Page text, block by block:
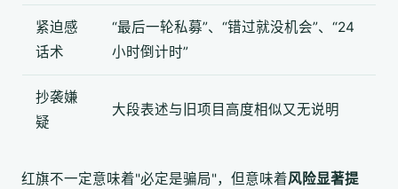
紧迫感
话术
“最后一轮私募”、“错过就没机会”、“24
小时倒计时”
抄袭嫌
疑
大段表述与旧项目高度相似又无说明
红旗不一定意味着"必定是骗局"，但意味着风险显著提